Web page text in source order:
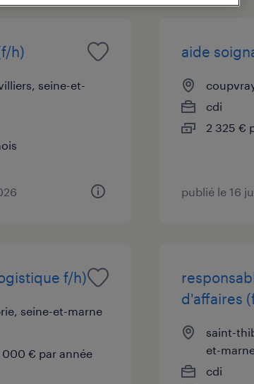
h)
seine-et-
aide
cdi
2 325 €
publié le 16
f/h)
seine-et-marne
€ par année
d'affaires
saint-
et-
cdi